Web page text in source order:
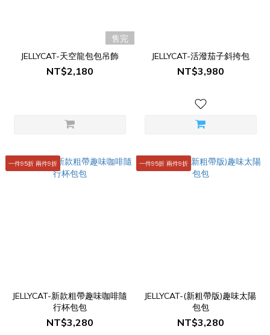
售完
JELLYCAT-天空龍包包吊飾
NT$2,180
JELLYCAT-活潑茄子斜挎包
NT$3,980
一件95折 兩件9折
JELLYCAT-新款粗帶趣味咖啡隨
行杯包包
NT$3,280
一件95折 兩件9折
JELLYCAT-(新粗帶版)趣味太陽
包包
NT$3,280